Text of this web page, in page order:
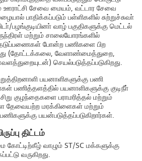
ஊராட்சி சேவை மையம், வட்டார சேவை
பாதிக்கப்படும் பள்ளிகளில் சுற்றுச்சுவா்
பழங்குடியினா் வாழ் பகுதிகளுக்கு மெட்டல்
மற்றும் சாலையோரங்களில்
போன்ற பணிகளை பிற
(தோட்டக்கலை, வேளாண்மைத்துறை,
செயல்படுத்தப்படுகிறது.
பயனாளிகளுக்கு பணி
பணித்தளத்தில் பயனாளிகளுக்கு குடிநீா்
குழந்தைகளை பராமரித்தல் மற்றும்
தேவையற்ற மரக்கிளைகள் மற்றும்
பயன்படுத்தப்படுகிறார்கள்.
திட்டம்
கோட்டிற்கீழ் வாழும் ST/SC மக்களுக்கு
வருகிறது.